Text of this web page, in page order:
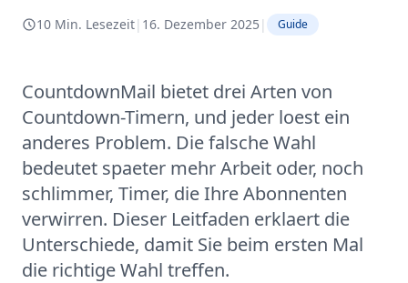
10 Min. Lesezeit| 16. Dezember 2025 | Guide
CountdownMail bietet drei Arten von
Countdown-Timern, und jeder loest ein
anderes Problem. Die falsche Wahl
bedeutet spaeter mehr Arbeit oder, noch
schlimmer, Timer, die Ihre Abonnenten
verwirren. Dieser Leitfaden erklaert die
Unterschiede, damit Sie beim ersten Mal
die richtige Wahl treffen.